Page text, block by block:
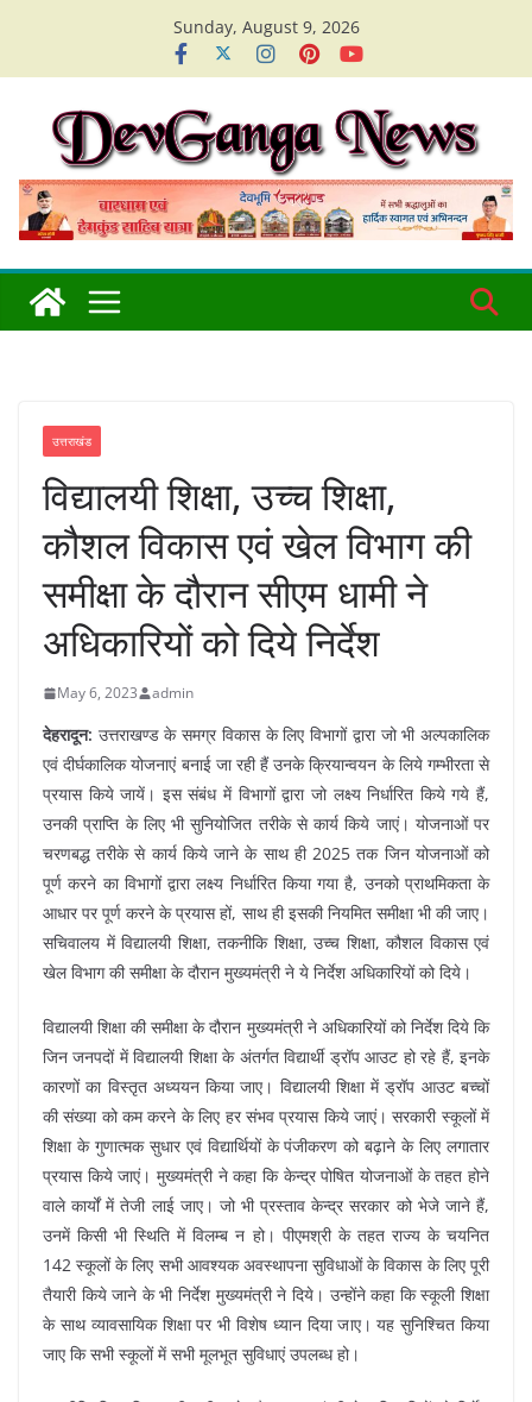
content
Sunday, August 9, 2026
उत्तराखंड
विद्यालयी शिक्षा, उच्च शिक्षा,
कौशल विकास एवं खेल विभाग की
समीक्षा के दौरान सीएम धामी ने
अधिकारियों को दिये निर्देश
May 6, 2023 admin
देहरादून: उत्तराखण्ड के समग्र विकास के लिए विभागों द्वारा जो भी अल्पकालिक
एवं दीर्घकालिक योजनाएं बनाई जा रही हैं उनके क्रियान्वयन के लिये गम्भीरता से
प्रयास किये जायें। इस संबंध में विभागों द्वारा जो लक्ष्य निर्धारित किये गये हैं,
उनकी प्राप्ति के लिए भी सुनियोजित तरीके से कार्य किये जाएं। योजनाओं पर
चरणबद्ध तरीके से कार्य किये जाने के साथ ही 2025 तक जिन योजनाओं को
पूर्ण करने का विभागों द्वारा लक्ष्य निर्धारित किया गया है, उनको प्राथमिकता के
आधार पर पूर्ण करने के प्रयास हों, साथ ही इसकी नियमित समीक्षा भी की जाए।
सचिवालय में विद्यालयी शिक्षा, तकनीकि शिक्षा, उच्च शिक्षा, कौशल विकास एवं
खेल विभाग की समीक्षा के दौरान मुख्यमंत्री ने ये निर्देश अधिकारियों को दिये।
विद्यालयी शिक्षा की समीक्षा के दौरान मुख्यमंत्री ने अधिकारियों को निर्देश दिये कि
जिन जनपदों में विद्यालयी शिक्षा के अंतर्गत विद्यार्थी ड्रॉप आउट हो रहे हैं, इनके
कारणों का विस्तृत अध्ययन किया जाए। विद्यालयी शिक्षा में ड्रॉप आउट बच्चों
की संख्या को कम करने के लिए हर संभव प्रयास किये जाएं। सरकारी स्कूलों में
शिक्षा के गुणात्मक सुधार एवं विद्यार्थियों के पंजीकरण को बढ़ाने के लिए लगातार
प्रयास किये जाएं। मुख्यमंत्री ने कहा कि केन्द्र पोषित योजनाओं के तहत होने
वाले कार्यों में तेजी लाई जाए। जो भी प्रस्ताव केन्द्र सरकार को भेजे जाने हैं,
उनमें किसी भी स्थिति में विलम्ब न हो। पीएमश्री के तहत राज्य के चयनित
142 स्कूलों के लिए सभी आवश्यक अवस्थापना सुविधाओं के विकास के लिए पूरी
तैयारी किये जाने के भी निर्देश मुख्यमंत्री ने दिये। उन्होंने कहा कि स्कूली शिक्षा
के साथ व्यावसायिक शिक्षा पर भी विशेष ध्यान दिया जाए। यह सुनिश्चित किया
जाए कि सभी स्कूलों में सभी मूलभूत सुविधाएं उपलब्ध हो।